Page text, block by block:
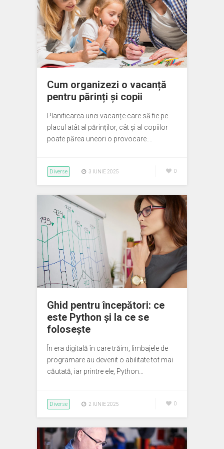
Cum organizezi o vacanță
pentru părinți și copii
Planificarea unei vacanțe care să fie pe
placul atât al părinților, cât și al copiilor
poate părea uneori o provocare.…
Diverse 3 IUNIE 2025 0
Ghid pentru începători: ce
este Python și la ce se
folosește
În era digitală în care trăim, limbajele de
programare au devenit o abilitate tot mai
căutată, iar printre ele, Python…
Diverse 2 IUNIE 2025 0